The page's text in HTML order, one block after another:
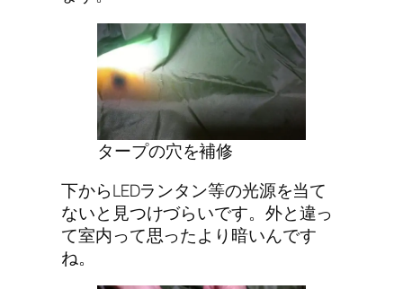
タープの穴を補修
下からLEDランタン等の光源を当て
ないと見つけづらいです。外と違っ
て室内って思ったより暗いんです
ね。